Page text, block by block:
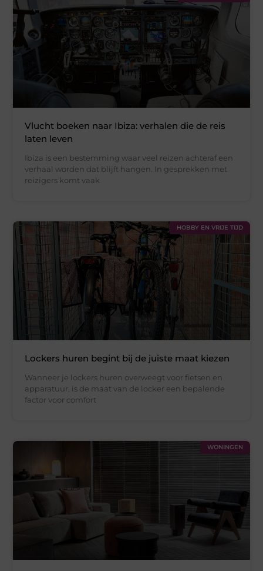
Vlucht boeken naar Ibiza: verhalen die de reis
laten leven
Ibiza is een bestemming waar veel reizen achteraf een
verhaal worden dat blijft hangen. In gesprekken met
reizigers komt vaak
HOBBY EN VRIJE TIJD
Lockers huren begint bij de juiste maat kiezen
Wanneer je lockers huren overweegt voor fietsen en
apparatuur, is de maat van de locker een bepalende
factor voor comfort
WONINGEN